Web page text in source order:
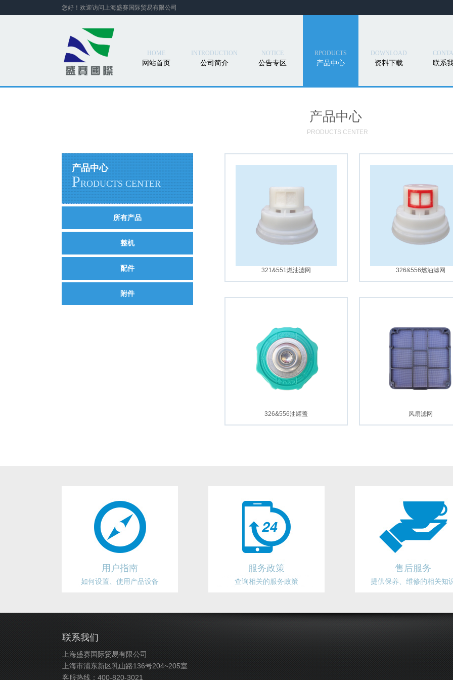
您好！欢迎访问上海盛赛国际贸易有限公司
HOME
网站首页
INTRODUCTION
公司简介
NOTICE
公告专区
RPODUCTS
产品中心
DOWNLOAD
资料下载 联系
产品中心
PRODUCTS CENTER
产品中心
PRODUCTS CENTER
所有产品
整机
配件
附件
321&551燃油滤网 326&556燃油滤网
326&556油罐盖 风扇滤网
用户指南
如何设置、使用产品设备
服务政策
查询相关的服务政策
售后服务
提供保养、维修的相关知
联系我们
上海盛赛国际贸易有限公司
上海市浦东新区乳山路136号204~205室
客服热线：400-820-3021